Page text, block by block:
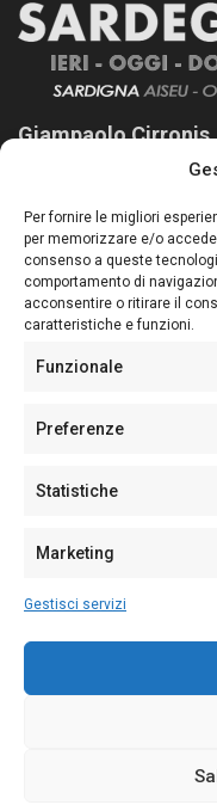
Per fornire le migliori
per memorizzare e/o
consenso a queste
comportamento di
acconsentire o ritirare il
caratteristiche e funzioni.
Funzionale
Preferenze
Statistiche
Marketing
Gestisci servizi
Giampaolo Cirronis
Sardegna Ieri-Oggi-
lettori su quanto accade
nostro passato e,
Follow Us
Sede:Via Cristoforo
Partita IVA02270380922
128/2020 del 10/02/2020
Per la Pubblicità:
Sardegna Ieri-